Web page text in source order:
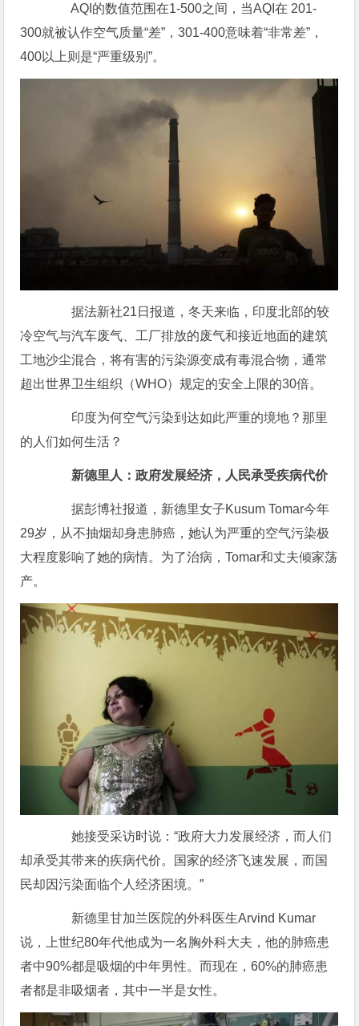
AQI的数值范围在1-500之间，当AQI在 201-
300就被认作空气质量“差”，301-400意味着“非常差”，
400以上则是“严重级别”。
据法新社21日报道，冬天来临，印度北部的较
冷空气与汽车废气、工厂排放的废气和接近地面的建筑
工地沙尘混合，将有害的污染源变成有毒混合物，通常
超出世界卫生组织（WHO）规定的安全上限的30倍。
印度为何空气污染到达如此严重的境地？那里
的人们如何生活？
新德里人：政府发展经济，人民承受疾病代价
据彭博社报道，新德里女子Kusum Tomar今年
29岁，从不抽烟却身患肺癌，她认为严重的空气污染极
大程度影响了她的病情。为了治病，Tomar和丈夫倾家荡
产。
她接受采访时说：“政府大力发展经济，而人们
却承受其带来的疾病代价。国家的经济飞速发展，而国
民却因污染面临个人经济困境。”
新德里甘加兰医院的外科医生Arvind Kumar
说，上世纪80年代他成为一名胸外科大夫，他的肺癌患
者中90%都是吸烟的中年男性。而现在，60%的肺癌患
者都是非吸烟者，其中一半是女性。